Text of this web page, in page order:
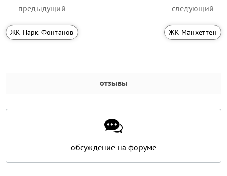
предыдущий
ЖК Парк Фонтанов
следующий
ЖК Манхеттен
отзывы
обсуждение на форуме